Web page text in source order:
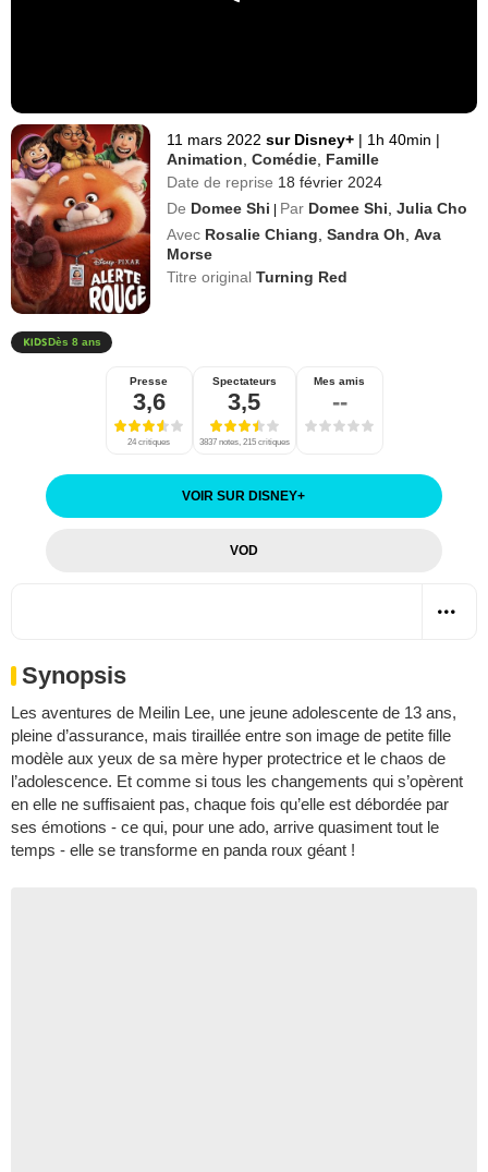
11 mars 2022 sur Disney+ | 1h 40min |
Animation ,Comédie Famille
Date de reprise 18 février 2024
De Domee Shi | Par Domee Shi ,Julia Cho
Avec Rosalie Chiang ,Sandra Oh ,Ava
Morse
Titre originalTurning Red
Dès 8 ans
Presse
3,6
24 critiques
Spectateurs
3,5
3837 notes, 215 critiques
Mes amis
--
VOIR SUR DISNEY+
VOD
Synopsis
Les aventures de Meilin Lee, une jeune adolescente de 13 ans,
pleine d’assurance, mais tiraillée entre son image de petite fille
modèle aux yeux de sa mère hyper protectrice et le chaos de
l’adolescence. Et comme si tous les changements qui s’opèrent
en elle ne suffisaient pas, chaque fois qu’elle est débordée par
ses émotions - ce qui, pour une ado, arrive quasiment tout le
temps - elle se transforme en panda roux géant !